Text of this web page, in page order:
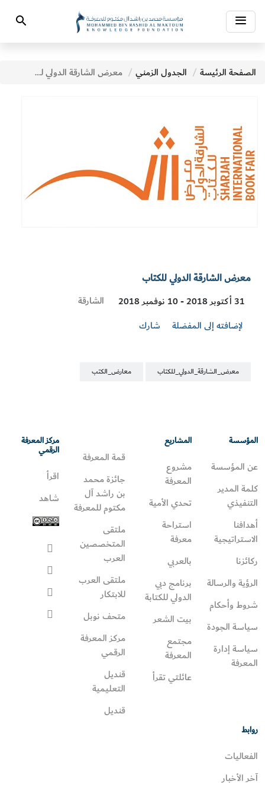
Toggle
navigation
Search
الصفحة الرئيسة الجدول الزمني معرض الشارقة الدولي للكتاب
معرض الشارقة الدولي للكتاب
31 أكتوبر 2018 - 10 نوفمبر 2018
Visit
الشارقة
لإضافته إلى المفضلة
شارك
معرض_الشارقة_الدولي_للكتاب معارض_الكتب
المؤسسة
عن المؤسسة
كلمة المدير
التنفيذي
أهدافنا
الاستراتيجية
ركائزنا
الرؤية والرسالة
شروط وأحكام
سياسة الجودة
سياسة إدارة
المعرفة
المشاريع
مشروع
المعرفة
تحدي الأمية
استراحة
معرفة
بالعربي
برنامج دبي
الدولي للكتابة
بيت الشعر
مجتمع
المعرفة
عائلتي تقرأ‎
قمة المعرفة
جائزة محمد
بن راشد آل
مكتوم للمعرفة
ملتقى
المتخصصين
العرب
ملتقى العرب
للابتكار
متحف نوبل
مركز المعرفة
الرقمي
قنديل
التعليمية
قنديل
مركز المعرفة
الرقمي
اقرأ
شاهد
روابط
الفعاليات
آخر الأخبار